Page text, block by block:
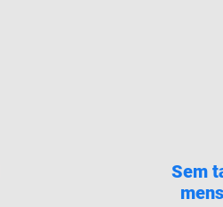
Sem